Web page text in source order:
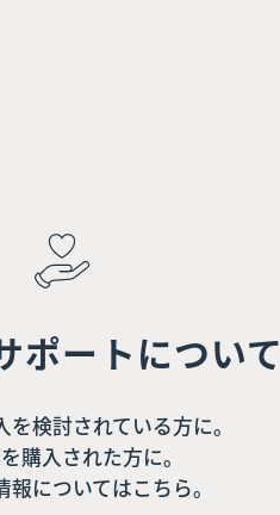
ポートについて
検討されている方に。
購入された方に。
報についてはこちら。